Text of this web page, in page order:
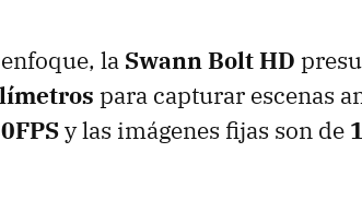
la Swann Bolt HD
para capturar escenas
y las imágenes fijas son de